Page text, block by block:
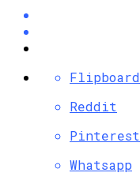
Flipboard
Reddit
Pinterest
Whatsapp